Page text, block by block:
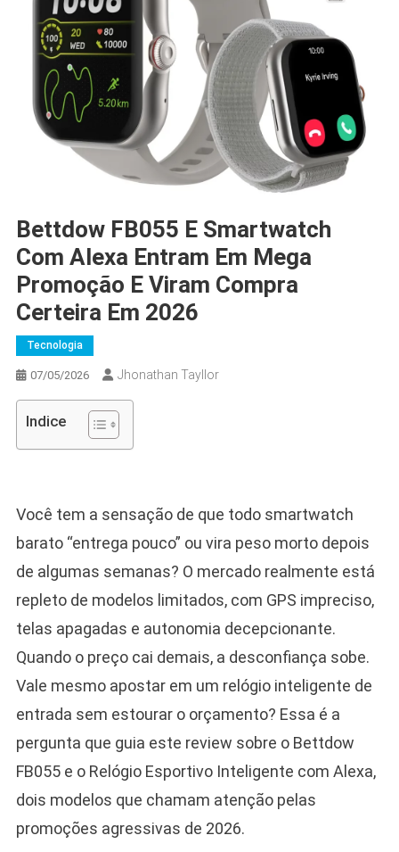
Bettdow FB055 E Smartwatch
Com Alexa Entram Em Mega
Promoção E Viram Compra
Certeira Em 2026
Tecnologia
07/05/2026 Jhonathan Tayllor
Indice
Você tem a sensação de que todo smartwatch
barato “entrega pouco” ou vira peso morto depois
de algumas semanas? O mercado realmente está
repleto de modelos limitados, com GPS impreciso,
telas apagadas e autonomia decepcionante.
Quando o preço cai demais, a desconfiança sobe.
Vale mesmo apostar em um relógio inteligente de
entrada sem estourar o orçamento? Essa é a
pergunta que guia este review sobre o Bettdow
FB055 e o Relógio Esportivo Inteligente com Alexa,
dois modelos que chamam atenção pelas
promoções agressivas de 2026.